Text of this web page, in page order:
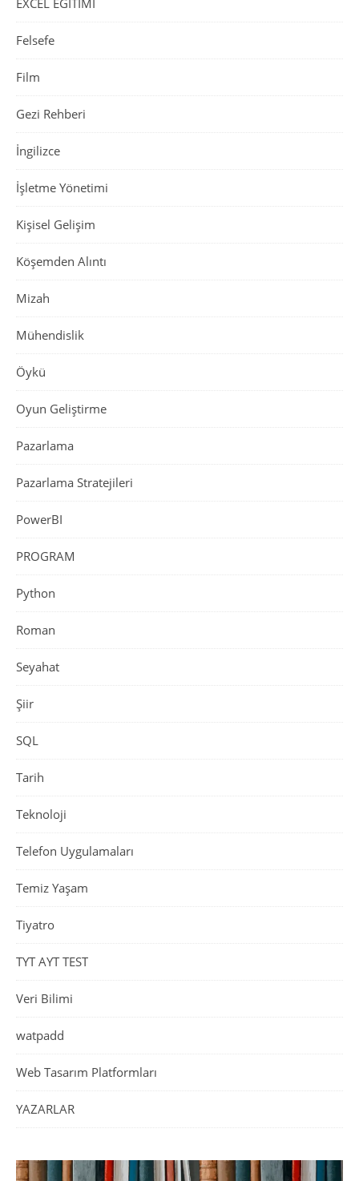
EXCEL EĞİTİMİ
Felsefe
Film
Gezi Rehberi
İngilizce
İşletme Yönetimi
Kişisel Gelişim
Köşemden Alıntı
Mizah
Mühendislik
Öykü
Oyun Geliştirme
Pazarlama
Pazarlama Stratejileri
PowerBI
PROGRAM
Python
Roman
Seyahat
Şiir
SQL
Tarih
Teknoloji
Telefon Uygulamaları
Temiz Yaşam
Tiyatro
TYT AYT TEST
Veri Bilimi
watpadd
Web Tasarım Platformları
YAZARLAR